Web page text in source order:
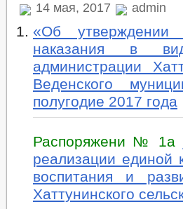
14 мая, 2017 admin
«Об
наказания в
администрации
Веденского
полугодие 2017 года
Распоряжени № 1а
реализации единой
воспитания и
Хаттунинского